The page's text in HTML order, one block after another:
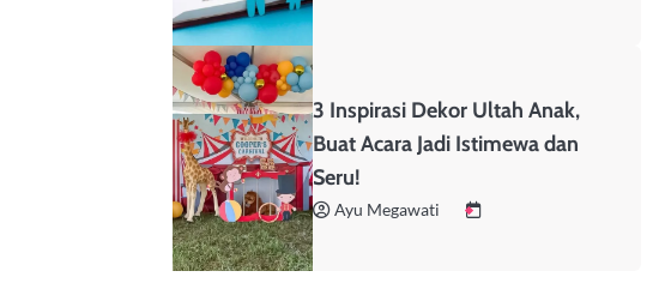
3 Inspirasi Dekor Ultah Anak,
Buat Acara Jadi Istimewa dan
Seru!
Ayu Megawati